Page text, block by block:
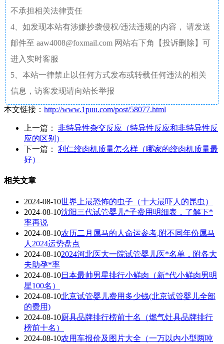
不承担相关法律责任
4、如发现本站有涉嫌抄袭侵权/违法违规的内容， 请发送
邮件至 aaw4008@foxmail.com 网站右下角【投诉删除】可
进入实时客服
5、本站一律禁止以任何方式发布或转载任何违法的相关
信息，访客发现请向站长举报
本文链接： http://www.1puu.com/post/58077.html
上一篇： 非特异性杂交反应（特异性反应和非特异性反
应的区别）
下一篇： 利仁绞肉机质量怎么样（哪家的绞肉机质量最
好）
相关文章
2024-08-10世界上最恐怖的虫子（十大最吓人的昆虫）
2024-08-10沈阳三代试管婴儿*子费用明细表，了解下*
率再说
2024-08-10农历二月属马的人命运参考,附不同年份属马
人2024运势盘点
2024-08-102024河北医大一院试管婴儿医*名单，附各大
夫助孕*率
2024-08-10日本最帅男星排行小鲜肉（新*代小鲜肉男明
星100名）
2024-08-10北京试管婴儿费用多少钱(北京试管婴儿全部
的费用)
2024-08-10厨具品牌排行榜前十名（燃气灶具品牌排行
榜前十名）
2024-08-10农用车报价及图片大全（一万以内小型两吨